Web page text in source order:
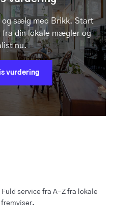
og sælg med Brikk. Start
fra din lokale mægler og
nu.
vurdering
service fra A-Z fra lokale
fremviser.